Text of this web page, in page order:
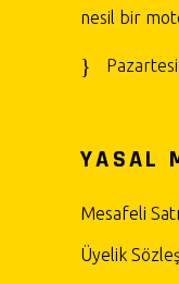
nesil bir
YASAL
Mesafeli
Üyelik